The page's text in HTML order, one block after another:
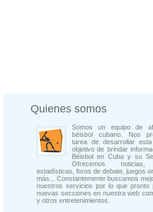
Quienes somos
Somos un equipo de
béisbol cubano. Nos
tarea de desarrollar
objetivo de brindar
Béisbol en Cuba y su
Ofrecemos noticias,
estadísticas, foros de debate, juegos
más... Constantemente buscamos
nuestros servicios por lo que pronto
nuevas secciones en nuestra web
y otros entretenimientos.